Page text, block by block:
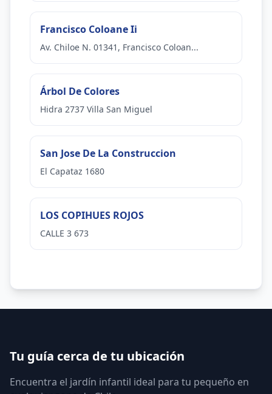
Francisco Coloane Ii
Av. Chiloe N. 01341, Francisco Coloan...
Árbol De Colores
Hidra 2737 Villa San Miguel
San Jose De La Construccion
El Capataz 1680
LOS COPIHUES ROJOS
CALLE 3 673
Tu guía cerca de tu ubicación
Encuentra el jardín infantil ideal para tu pequeño en